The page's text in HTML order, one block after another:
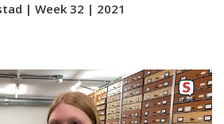
| Week 32 | 2021